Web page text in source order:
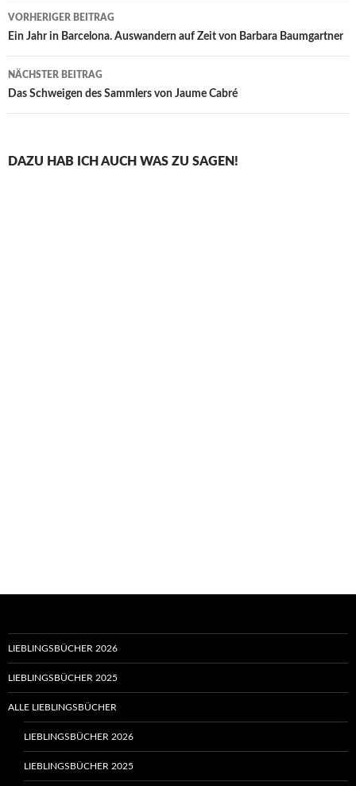
Beitragsnavigation
VORHERIGER BEITRAG
Ein Jahr in Barcelona. Auswandern auf Zeit von Barbara Baumgartner
NÄCHSTER BEITRAG
Das Schweigen des Sammlers von Jaume Cabré
DAZU HAB ICH AUCH WAS ZU SAGEN!
LIEBLINGSBÜCHER 2026
LIEBLINGSBÜCHER 2025
ALLE LIEBLINGSBÜCHER
LIEBLINGSBÜCHER 2026
LIEBLINGSBÜCHER 2025